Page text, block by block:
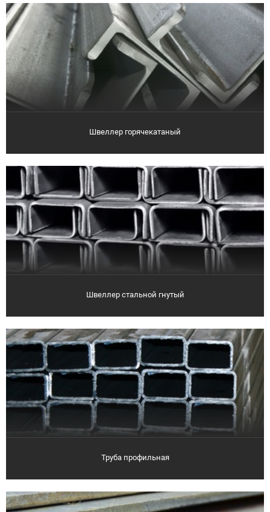
Швеллер горячекатаный
Швеллер стальной гнутый
Труба профильная